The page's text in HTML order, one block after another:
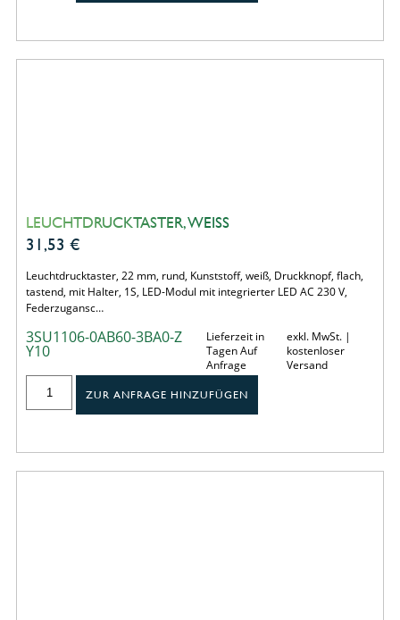
LEUCHTDRUCKTASTER, WEISS
31,53 €
Leuchtdrucktaster, 22 mm, rund, Kunststoff, weiß, Druckknopf, flach,
tastend, mit Halter, 1S, LED-Modul mit integrierter LED AC 230 V,
Federzugansc…
3SU1106-0AB60-3BA0-Z
Y10
Lieferzeit in
Tagen Auf
Anfrage
exkl. MwSt. |
kostenloser
Versand
ZUR ANFRAGE HINZUFÜGEN